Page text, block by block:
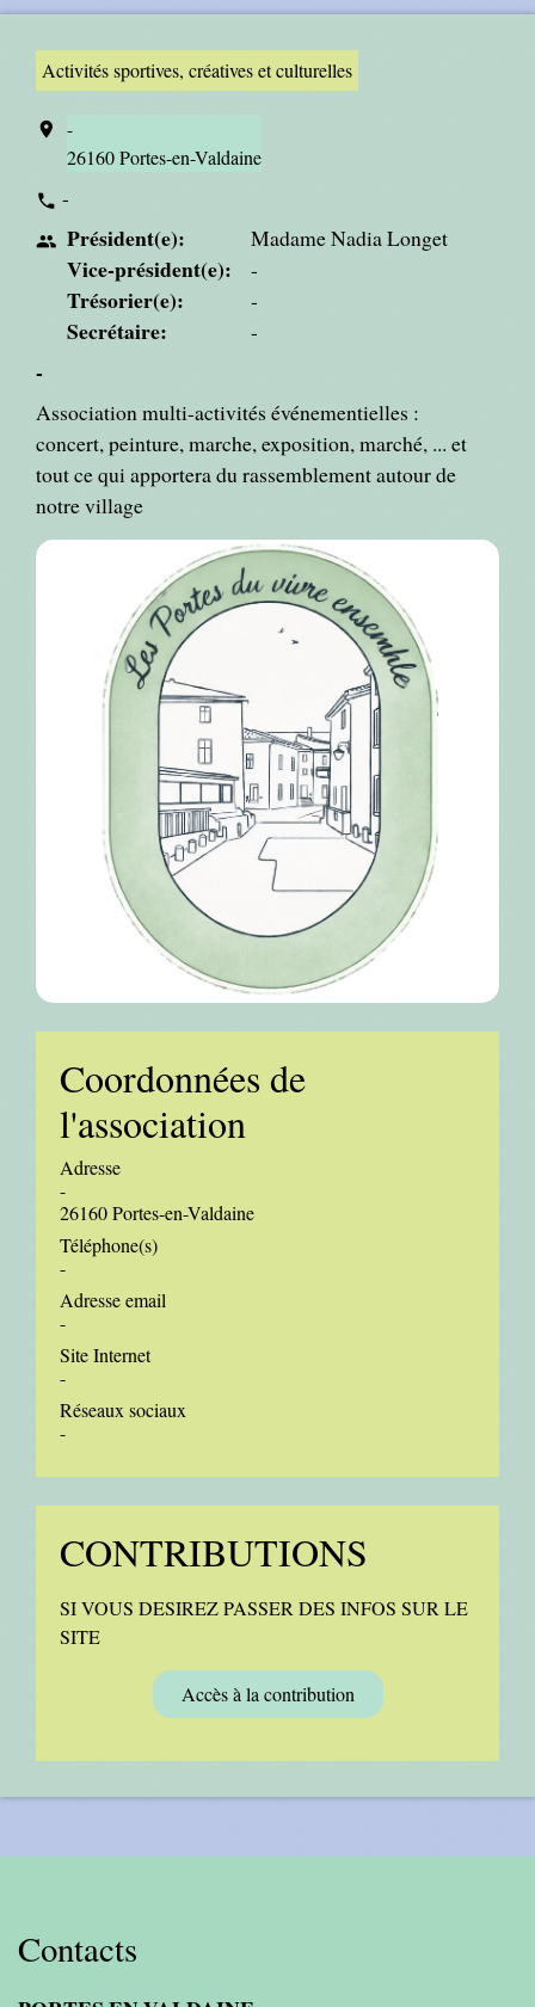
Activités sportives, créatives et culturelles
location_on
-
26160 Portes-en-Valdaine
phone -
people Président(e):
Vice-président(e):
Trésorier(e):
Secrétaire:
Madame Nadia Longet
-
-
-
-
Association multi-activités événementielles :
concert, peinture, marche, exposition, marché, ... et
tout ce qui apportera du rassemblement autour de
notre village
Coordonnées de
l'association
Adresse
-
26160 Portes-en-Valdaine
Téléphone(s)
-
Adresse email
-
Site Internet
-
Réseaux sociaux
-
CONTRIBUTIONS
SI VOUS DESIREZ PASSER DES INFOS SUR LE
SITE
Accès à la contribution
Contacts